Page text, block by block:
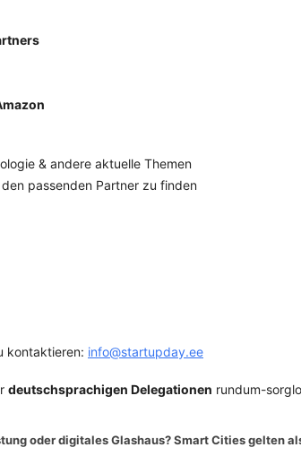
& andere aktuelle Themen
passenden Partner zu finden
kontaktieren: info@startupday.ee
deutschsprachigen Delegationen rundum-
oder digitales Glashaus? Smart Cities gelten